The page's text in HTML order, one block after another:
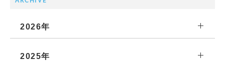
2026年
2025年